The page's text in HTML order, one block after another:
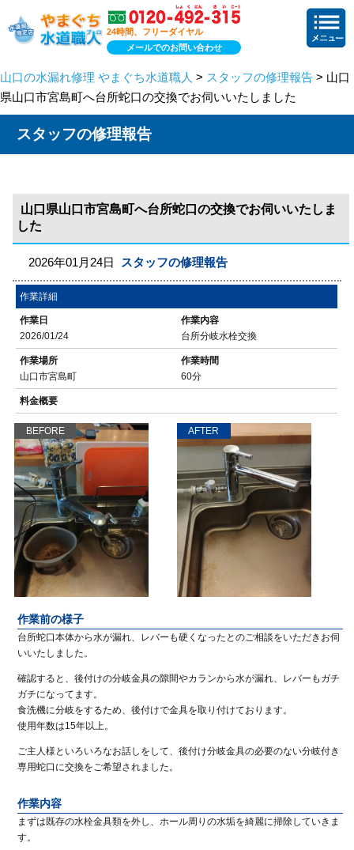
24時間、フリーダイヤル
メールでのお問い合わせ
山口の水漏れ修理 やまぐち水道職人 > スタッフの修理報告 > 山口
県山口市宮島町へ台所蛇口の交換でお伺いいたしました
スタッフの修理報告
山口県山口市宮島町へ台所蛇口の交換でお伺いいたしま
した
2026年01月24日 スタッフの修理報告
作業詳細
作業日
2026/01/24
作業内容
台所分岐水栓交換
作業場所
山口市宮島町
作業時間
60分
料金概要
BEFORE AFTER
作業前の様子
台所蛇口本体から水が漏れ、レバーも硬くなったとのご相談をいただきお伺
いいたしました。
確認すると、後付けの分岐金具の隙間やカランから水が漏れ、レバーもガチ
ガチになってます。
食洗機に分岐をするため、後付けで金具を取り付けております。
使用年数は15年以上。
ご主人様といろいろなお話しをして、後付け分岐金具の必要のない分岐付き
専用蛇口に交換をご希望されました。
作業内容
まずは既存の水栓金具類を外し、ホール周りの水垢を綺麗に掃除していきま
す。